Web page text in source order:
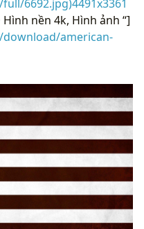
6692.jpg)4491x3361
nền 4k, Hình ảnh “]
american-